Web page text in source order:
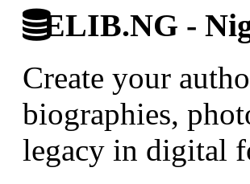
ELIB.NG -
Create your
biographies,
legacy in digital